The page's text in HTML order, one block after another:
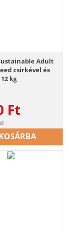
Adult
csirkével és
kg
Ft